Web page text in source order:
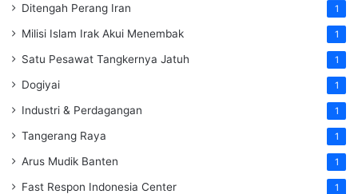
Ditengah Perang Iran 1
Milisi Islam Irak Akui Menembak 1
Satu Pesawat Tangkernya Jatuh 1
Dogiyai 1
Industri & Perdagangan 1
Tangerang Raya 1
Arus Mudik Banten 1
Fast Respon Indonesia Center 1